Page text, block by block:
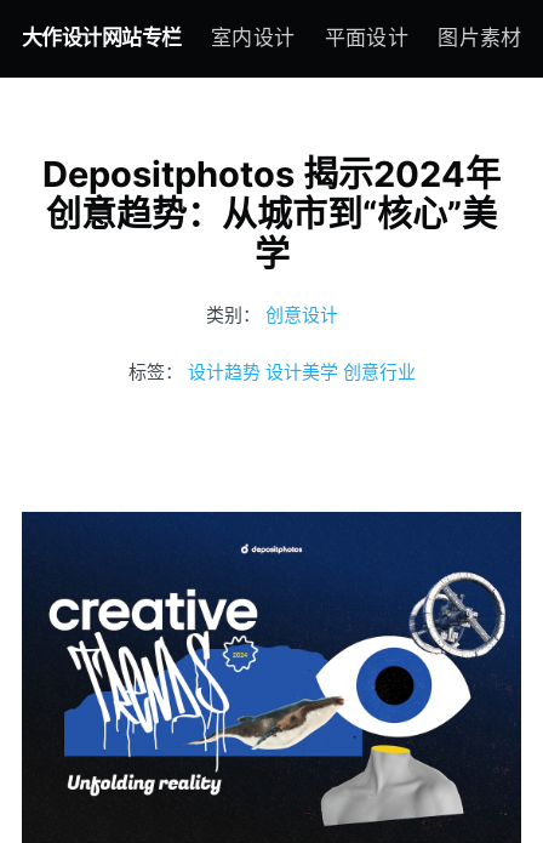
大作设计网站专栏 室内设计 平面设计 图片素材
Depositphotos 揭示2024年
创意趋势：从城市到“核心”美
学
类别： 创意设计
标签： 设计趋势 设计美学 创意行业